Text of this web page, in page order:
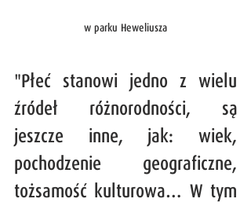
w parku Heweliusza
"Płeć stanowi jedno z wielu
źródeł różnorodności, są
jeszcze inne, jak: wiek,
pochodzenie geograficzne,
tożsamość kulturowa… W tym